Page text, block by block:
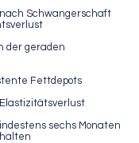
Schwangerschaft
der geraden
Fettdepots
sechs Monaten